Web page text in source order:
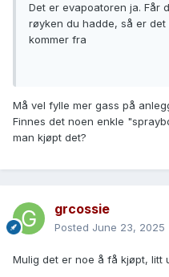
Det er evapoatoren ja. Får
røyken du hadde, så er
kommer fra
Må vel fylle mer gass på
Finnes det noen enkle
man kjøpt det?
grcossie
Posted June 23, 2025
Mulig det er noe å få kjøpt, litt